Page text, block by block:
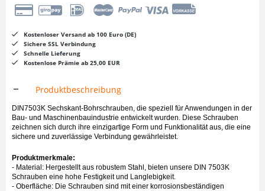
Kostenloser Versand ab 100 Euro (DE)
Sichere SSL Verbindung
Schnelle Lieferung
Kostenlose Prämie ab 25,00 EUR
Produktbeschreibung
DIN7503K Sechskant-Bohrschrauben, die speziell für Anwendungen in der
Bau- und Maschinenbauindustrie entwickelt wurden. Diese Schrauben
zeichnen sich durch ihre einzigartige Form und Funktionalität aus, die eine
sichere und zuverlässige Verbindung gewährleistet.
Produktmerkmale:
- Material: Hergestellt aus robustem Stahl, bieten unsere DIN 7503K
Schrauben eine hohe Festigkeit und Langlebigkeit.
- Oberfläche: Die Schrauben sind mit einer korrosionsbeständigen